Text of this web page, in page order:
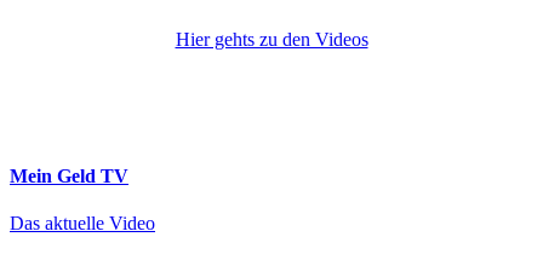
Hier gehts zu den Videos
Mein Geld TV
Das aktuelle Video